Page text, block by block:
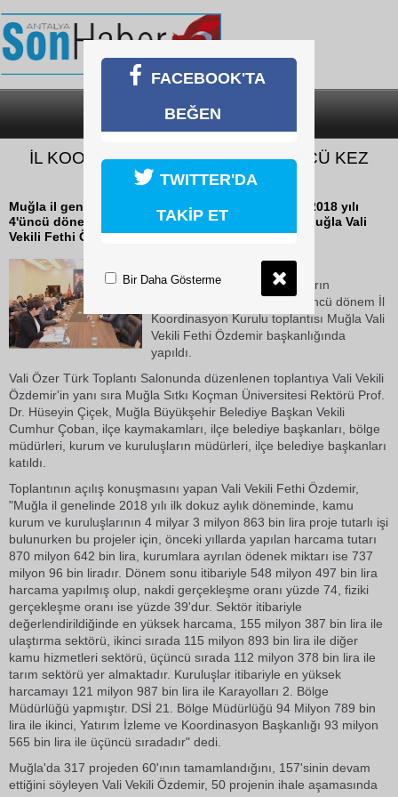
SON DAKİKA
İL KOORDİNASYON KURULU 4’ÜNCÜ KEZ
TOPLANDI
Muğla il genelindeki yatırımların değerlendirildiği 2018 yılı
4'üncü dönem İl Koordinasyon Kurulu toplantısı Muğla Vali
Vekili Fethi Özdemir başkanlığında...
18 Ekim 2018 Perşembe 16:03
Muğla il genelindeki yatırımların
değerlendirildiği 2018 yılı 4'üncü dönem İl
Koordinasyon Kurulu toplantısı Muğla Vali
Vekili Fethi Özdemir başkanlığında
yapıldı.
Vali Özer Türk Toplantı Salonunda düzenlenen toplantıya Vali Vekili
Özdemir'in yanı sıra Muğla Sıtkı Koçman Üniversitesi Rektörü Prof.
Dr. Hüseyin Çiçek, Muğla Büyükşehir Belediye Başkan Vekili
Cumhur Çoban, ilçe kaymakamları, ilçe belediye başkanları, bölge
müdürleri, kurum ve kuruluşların müdürleri, ilçe belediye başkanları
katıldı.
Toplantının açılış konuşmasını yapan Vali Vekili Fethi Özdemir,
"Muğla il genelinde 2018 yılı ilk dokuz aylık döneminde, kamu
kurum ve kuruluşlarının 4 milyar 3 milyon 863 bin lira proje tutarlı işi
bulunurken bu projeler için, önceki yıllarda yapılan harcama tutarı
870 milyon 642 bin lira, kurumlara ayrılan ödenek miktarı ise 737
milyon 96 bin liradır. Dönem sonu itibariyle 548 milyon 497 bin lira
harcama yapılmış olup, nakdi gerçekleşme oranı yüzde 74, fiziki
gerçekleşme oranı ise yüzde 39'dur. Sektör itibariyle
değerlendirildiğinde en yüksek harcama, 155 milyon 387 bin lira ile
ulaştırma sektörü, ikinci sırada 115 milyon 893 bin lira ile diğer
kamu hizmetleri sektörü, üçüncü sırada 112 milyon 378 bin lira ile
tarım sektörü yer almaktadır. Kuruluşlar itibariyle en yüksek
harcamayı 121 milyon 987 bin lira ile Karayolları 2. Bölge
Müdürlüğü yapmıştır. DSİ 21. Bölge Müdürlüğü 94 Milyon 789 bin
lira ile ikinci, Yatırım İzleme ve Koordinasyon Başkanlığı 93 milyon
565 bin lira ile üçüncü sıradadır" dedi.
Muğla'da 317 projeden 60'ının tamamlandığını, 157'sinin devam
ettiğini söyleyen Vali Vekili Özdemir, 50 projenin ihale aşamasında
FACEBOOK'TA
BEĞEN
TWITTER'DA
TAKİP ET
Bir Daha Gösterme